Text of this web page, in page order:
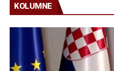
KOLUMNE